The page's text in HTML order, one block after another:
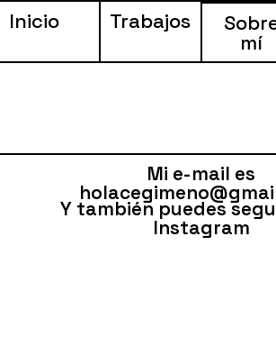
Inicio Trabajos
mí
Mi e-mail es
Y también puedes
Instagram